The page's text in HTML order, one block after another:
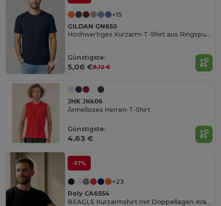
+15
GILDAN GN650
Hochwertiges Kurzarm-T-Shirt aus Ringspun-Baumwolle
Günstigste:
5,06 €8,12 €
JHK JK406
Ärmelloses Herren-T-Shirt
Günstigste:
4,63 €
-57%
+23
Roly CA6554
BEAGLE Kurzarmshirt mit Doppellagen-Kragen aus Elastan